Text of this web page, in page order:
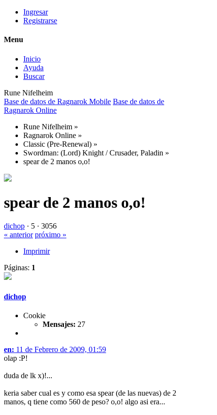
Ingresar
Registrarse
Menu
Inicio
Ayuda
Buscar
Rune Nifelheim
Base de datos de Ragnarok Mobile Base de datos de
Ragnarok Online
Rune Nifelheim »
Ragnarok Online »
Classic (Pre-Renewal) »
Swordman: (Lord) Knight / Crusader, Paladin »
spear de 2 manos o,o!
spear de 2 manos o,o!
dichop · 5 · 3056
« anterior próximo »
Imprimir
Páginas: 1
dichop
Cookie
Mensajes: 27
en: 11 de Febrero de 2009, 01:59
olap :P!
duda de lk x)!...
keria saber cual es y como esa spear (de las nuevas) de 2
manos, q tiene como 560 de peso? o,o! algo asi era...